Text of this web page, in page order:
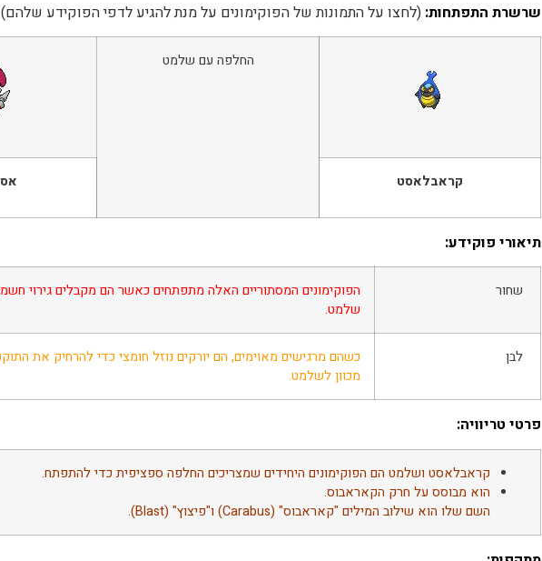
שרשרת התפתחות: (לחצו על התמונות של הפוקימונים על מנת להגיע לדפי הפוקידע שלהם)
החלפה עם שלמט
קראבלאסט
תיאורי פוקידע:
שחור
הפוקימונים המסתוריים האלה מתפתחים כאשר הם מקבלים גירוי
שלמט.
לבן
כשהם מרגישים מאוימים, הם יורקים נוזל חומצי כדי להרחיק את
מכוון לשלמט.
פרטי טריוויה:
קראבלאסט ושלמט הם הפוקימונים היחידים שמצריכים החלפה ספציפית כדי להתפתח.
הוא מבוסס על חרק הקאראבוס.
השם שלו הוא שילוב המילים "קאראבוס" (Carabus) ו"פיצוץ" (Blast).